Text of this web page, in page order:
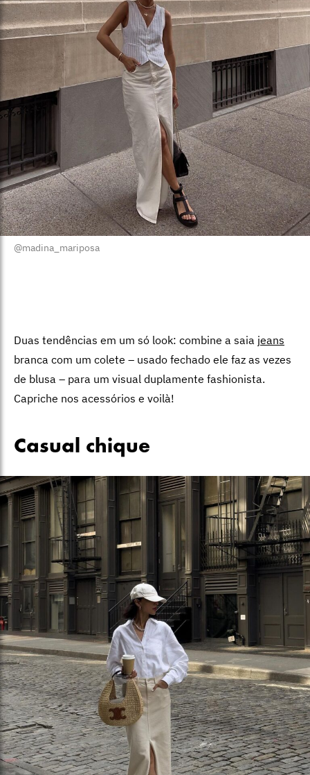
@madina_mariposa
Duas tendências em um só look: combine a saia jeans
branca com um colete – usado fechado ele faz as vezes
de blusa – para um visual duplamente fashionista.
Capriche nos acessórios e voilà!
Casual chique